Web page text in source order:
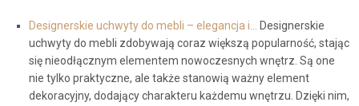
Designerskie uchwyty do mebli – elegancja i…
Designerskie
uchwyty do mebli zdobywają coraz większą popularność, stając
się nieodłącznym elementem nowoczesnych wnętrz. Są one
nie tylko praktyczne, ale także stanowią ważny element
dekoracyjny, dodający charakteru każdemu wnętrzu. Dzięki nim,